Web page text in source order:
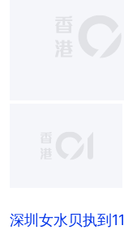
深圳女水贝执到